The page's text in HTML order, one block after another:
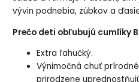
vývin podnebia, zúbkov a
Prečo deti obľubujú cumlíky
Extra ľahučký.
Výnimočná chuť
prirodzene